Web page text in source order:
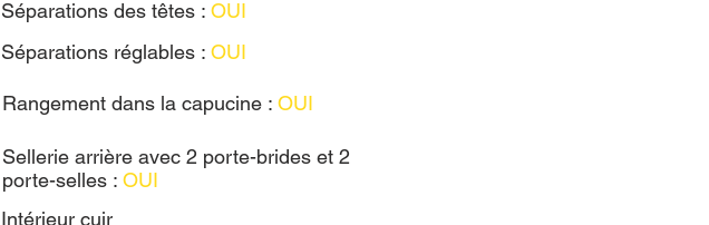
Séparations des têtes : OUI
Séparations réglables : OUI
Rangement dans la capucine : OUI
Sellerie arrière avec 2 porte-brides et 2
porte-selles : OUI
Intérieur cuir